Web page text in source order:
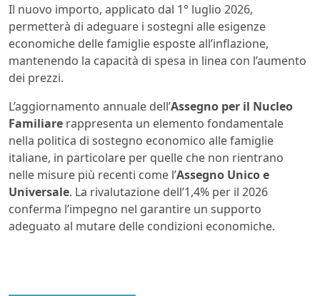
Il nuovo importo, applicato dal 1° luglio 2026,
permetterà di adeguare i sostegni alle esigenze
economiche delle famiglie esposte all’inflazione,
mantenendo la capacità di spesa in linea con l’aumento
dei prezzi.
L’aggiornamento annuale dell’Assegno per il Nucleo
Familiare rappresenta un elemento fondamentale
nella politica di sostegno economico alle famiglie
italiane, in particolare per quelle che non rientrano
nelle misure più recenti come l’Assegno Unico e
Universale. La rivalutazione dell’1,4% per il 2026
conferma l’impegno nel garantire un supporto
adeguato al mutare delle condizioni economiche.